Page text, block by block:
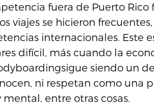
fuera de Puerto Rico
viajes se hicieron
internacionales. Este
difícil, más cuando la
siendo un
ni respetan como una
entre otras cosas.